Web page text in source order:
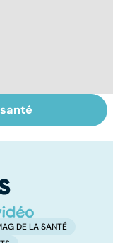
des
: que
?
DE LA SANTÉ